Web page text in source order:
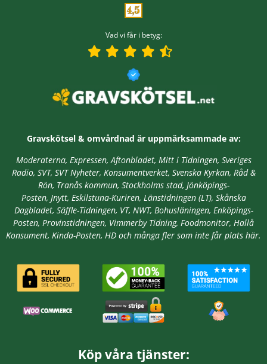
Vad vi får i betyg:
Gravskötsel & omvårdnad är uppmärksammade av:
Moderaterna, Expressen, Aftonbladet, Mitt i Tidningen, Sveriges
Radio, SVT, SVT Nyheter, Konsumentverket, Svenska Kyrkan, Råd &
Rön, Tranås kommun, Stockholms stad, Jönköpings-
Posten, Jnytt, Eskilstuna-Kuriren, Länstidningen (LT), Skånska
Dagbladet, Säffle-Tidningen, VT, NWT, Bohusläningen, Enköpings-
Posten, Provinstidningen, Vimmerby Tidning, Foodmonitor, Hallå
Konsument, Kinda-Posten, HD och många fler som inte får plats här.
Köp våra tjänster: